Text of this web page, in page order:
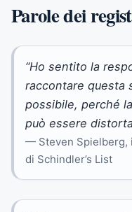
Parole dei
“Ho sentito la
raccontare questa
possibile, perché
può essere
— Steven Spielberg,
di Schindler’s List